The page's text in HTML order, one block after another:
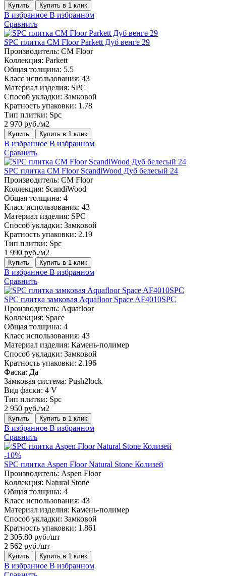
Купить Купить в 1 клик
В избранное В избранном
Сравнить
SPC плитка CM Floor Parkett Дуб венге 29
Производитель: CM Floor
Коллекция: Parkett
Общая толщина: 5.5
Класс использования: 43
Материал изделия: SPC
Способ укладки: Замковой
Кратность упаковки: 1.78
Тип плитки: Spc
2 970 руб./м2
Купить Купить в 1 клик
В избранное В избранном
Сравнить
SPC плитка CM Floor ScandiWood Дуб белесый 24
Производитель: CM Floor
Коллекция: ScandiWood
Общая толщина: 4
Класс использования: 43
Материал изделия: SPC
Способ укладки: Замковой
Кратность упаковки: 2.19
Тип плитки: Spc
1 990 руб./м2
Купить Купить в 1 клик
В избранное В избранном
Сравнить
SPC плитка замковая Aquafloor Space AF4010SPC
Производитель: Aquafloor
Коллекция: Space
Общая толщина: 4
Класс использования: 43
Материал изделия: Камень-полимер
Способ укладки: Замковой
Кратность упаковки: 2.196
Фаска: Да
Замковая система: Push2lock
Вид фаски: 4 V
Тип плитки: Spc
2 950 руб./м2
Купить Купить в 1 клик
В избранное В избранном
Сравнить
-10%
SPC плитка Aspen Floor Natural Stone Колизей
Производитель: Aspen Floor
Коллекция: Natural Stone
Общая толщина: 4
Класс использования: 43
Материал изделия: Камень-полимер
Способ укладки: Замковой
Кратность упаковки: 1.861
2 305.80 руб./шт
2 562 руб./шт
Купить Купить в 1 клик
В избранное В избранном